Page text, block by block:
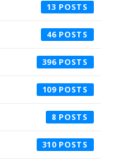
13
46
396
109
8
310